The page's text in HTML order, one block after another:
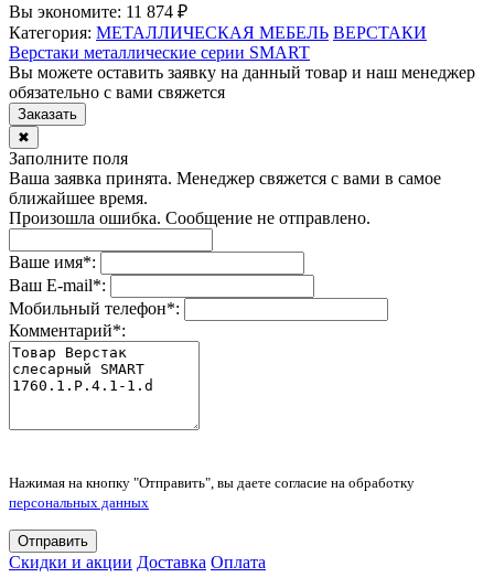
Вы экономите: 11 874 ₽
Категория: МЕТАЛЛИЧЕСКАЯ МЕБЕЛЬ ВЕРСТАКИ
Верстаки металлические серии SMART
Вы можете оставить заявку на данный товар и наш менеджер
обязательно с вами свяжется
Заказать
✖
Заполните поля
Ваша заявка принята. Менеджер свяжется с вами в самое
ближайшее время.
Произошла ошибка. Сообщение не отправлено.
Ваше имя*:
Ваш E-mail*:
Мобильный телефон*:
Комментарий*:
Нажимая на кнопку "Отправить", вы даете согласие на обработку
персональных данных
Отправить
Скидки и акции Доставка Оплата